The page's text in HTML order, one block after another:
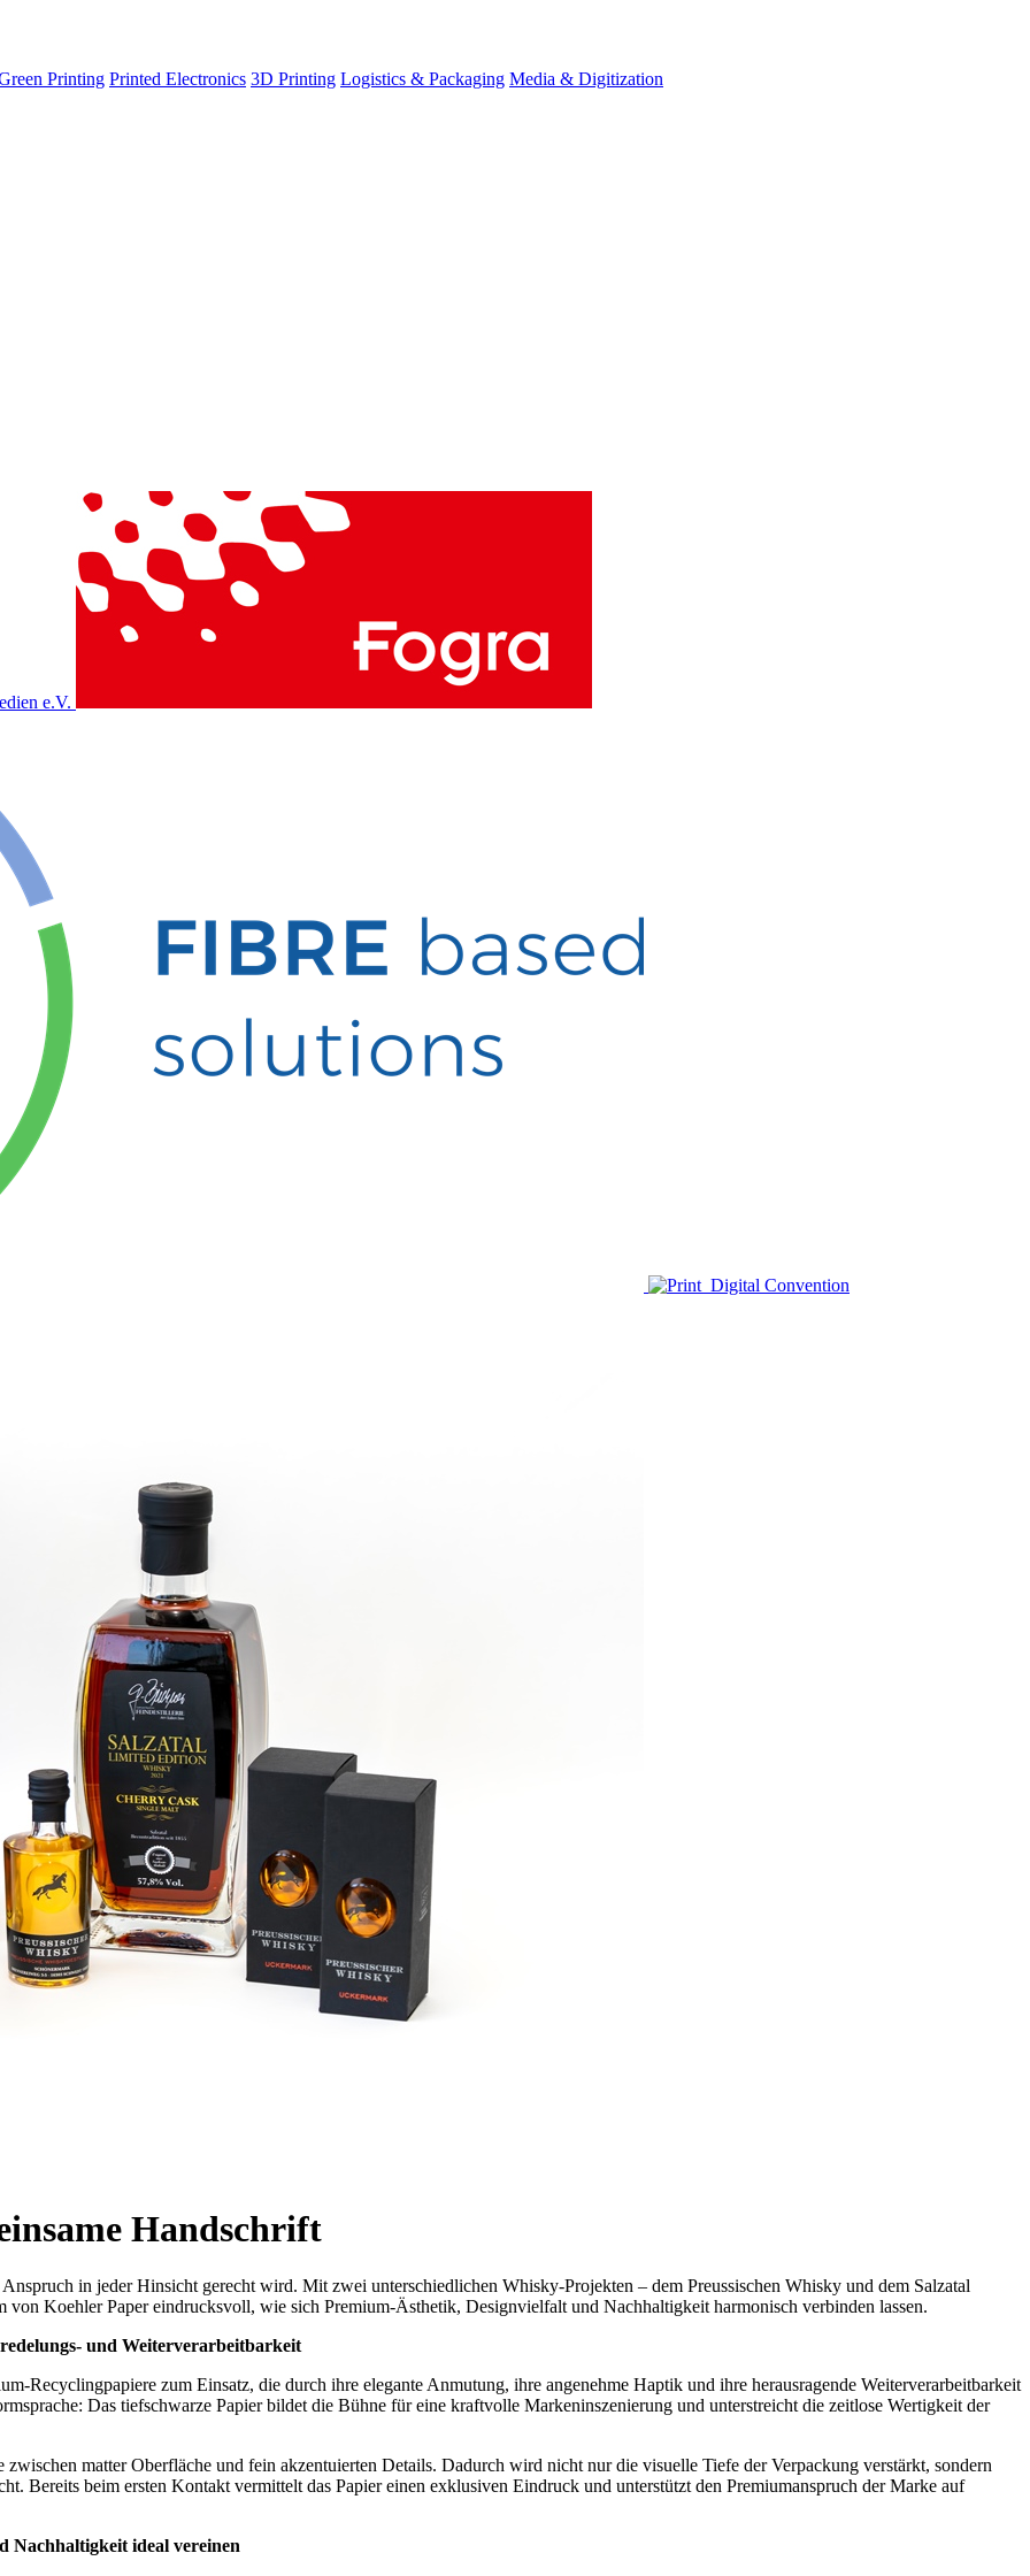
Printing Printed Electronics 3D Printing Logistics & Packaging Media & Digitization
Handschrift
in jeder Hinsicht gerecht wird. Mit zwei unterschiedlichen Whisky-Projekten – dem Preussischen Whisky und dem Salzatal
Koehler Paper eindrucksvoll, wie sich Premium-Ästhetik, Designvielfalt und Nachhaltigkeit harmonisch verbinden lassen.
und Weiterverarbeitbarkeit
Recyclingpapiere zum Einsatz, die durch ihre elegante Anmutung, ihre angenehme Haptik und ihre herausragende Weiterverarbeitbarkeit
Das tiefschwarze Papier bildet die Bühne für eine kraftvolle Markeninszenierung und unterstreicht die zeitlose Wertigkeit der
zwischen matter Oberfläche und fein akzentuierten Details. Dadurch wird nicht nur die visuelle Tiefe der Verpackung verstärkt, sondern
Bereits beim ersten Kontakt vermittelt das Papier einen exklusiven Eindruck und unterstützt den Premiumanspruch der Marke auf
Nachhaltigkeit ideal vereinen